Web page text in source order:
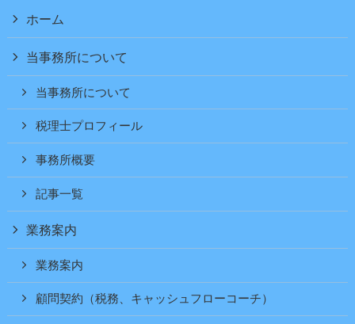
ホーム
当事務所について
当事務所について
税理士プロフィール
事務所概要
記事一覧
業務案内
業務案内
顧問契約（税務、キャッシュフローコーチ）